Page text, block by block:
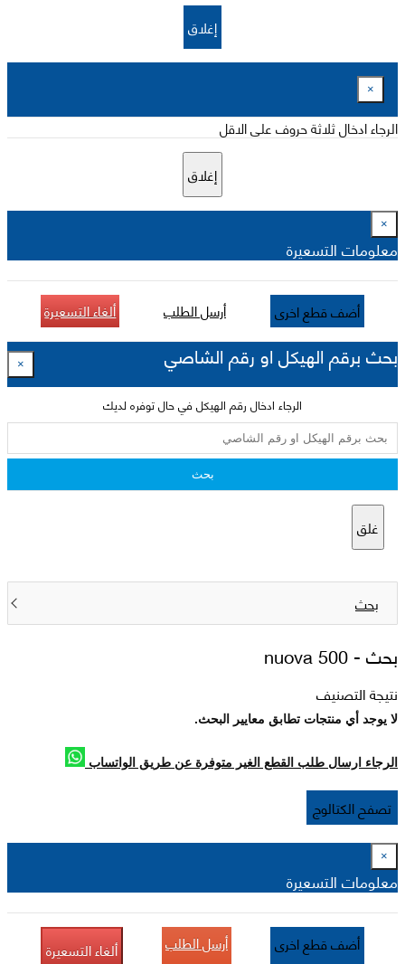
إغلاق
×
الرجاء ادخال ثلاثة حروف على الاقل
إغلاق
×
معلومات التسعيرة
أضف قطع اخرى أرسل الطلب ألغاء التسعيرة
بحث برقم الهيكل او رقم الشاصي ×
الرجاء ادخال رقم الهيكل في حال توفره لديك
بحث
غلق
بحث
بحث -nuova 500
نتيجة التصنيف
لا يوجد أي منتجات تطابق معايير البحث.
الرجاء ارسال طلب القطع الغير متوفرة عن طريق الواتساب
تصفح الكتالوج
×
معلومات التسعيرة
أضف قطع اخرى أرسل الطلب ألغاء التسعيرة